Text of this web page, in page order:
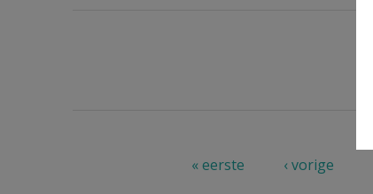
« eerste ‹ vorige